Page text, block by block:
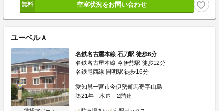
空室状況をお問い合わせ
ユーベルＡ
名鉄名古屋本線 石刀駅 徒歩6分
名鉄名古屋本線 今伊勢駅 徒歩12分
名鉄尾西線 開明駅 徒歩16分
愛知県一宮市今伊勢町馬寄字山島
築21年
木造 2階建